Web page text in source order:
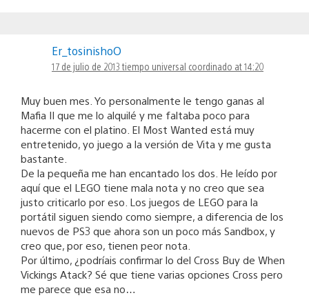
Er_tosinishoO
17 de julio de 2013 tiempo universal coordinado at 14:20
Muy buen mes. Yo personalmente le tengo ganas al
Mafia II que me lo alquilé y me faltaba poco para
hacerme con el platino. El Most Wanted está muy
entretenido, yo juego a la versión de Vita y me gusta
bastante.
De la pequeña me han encantado los dos. He leído por
aquí que el LEGO tiene mala nota y no creo que sea
justo criticarlo por eso. Los juegos de LEGO para la
portátil siguen siendo como siempre, a diferencia de los
nuevos de PS3 que ahora son un poco más Sandbox, y
creo que, por eso, tienen peor nota.
Por último, ¿podríais confirmar lo del Cross Buy de When
Vickings Atack? Sé que tiene varias opciones Cross pero
me parece que esa no…